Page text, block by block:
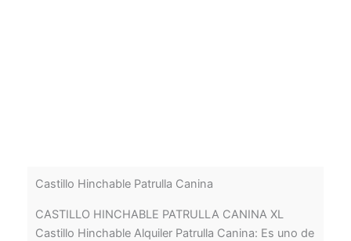
Castillo Hinchable Patrulla Canina
CASTILLO HINCHABLE PATRULLA CANINA XL
Castillo Hinchable Alquiler Patrulla Canina: Es uno de